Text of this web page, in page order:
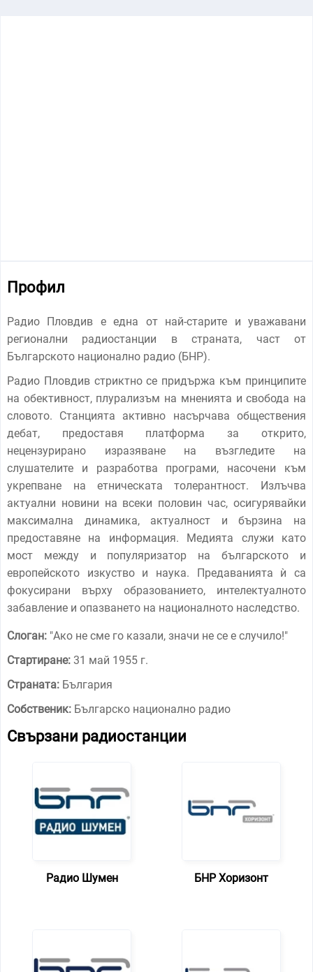
Профил
Радио Пловдив е една от най-старите и уважавани
регионални радиостанции в страната, част от
Българското национално радио (БНР).
Радио Пловдив стриктно се придържа към принципите
на обективност, плурализъм на мненията и свобода на
словото. Станцията активно насърчава обществения
дебат, предоставя платформа за открито,
нецензурирано изразяване на възгледите на
слушателите и разработва програми, насочени към
укрепване на етническата толерантност. Излъчва
актуални новини на всеки половин час, осигурявайки
максимална динамика, актуалност и бързина на
предоставяне на информация. Медията служи като
мост между и популяризатор на българското и
европейското изкуство и наука. Предаванията ѝ са
фокусирани върху образованието, интелектуалното
забавление и опазването на националното наследство.
Слоган: "Ако не сме го казали, значи не се е случило!"
Стартиране: 31 май 1955 г.
Страната: България
Собственик: Българско национално радио
Свързани радиостанции
Радио Шумен БНР Хоризонт